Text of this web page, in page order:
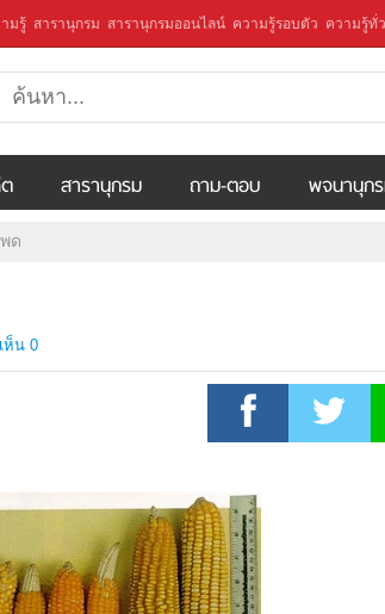
มรู้ สารานุกรม สารานุกรมออนไลน์ ความรู้รอบตัว ความรู้ทั่
สารานุกรม ถาม-ตอบ พจนานุก
ด
ห็น 0